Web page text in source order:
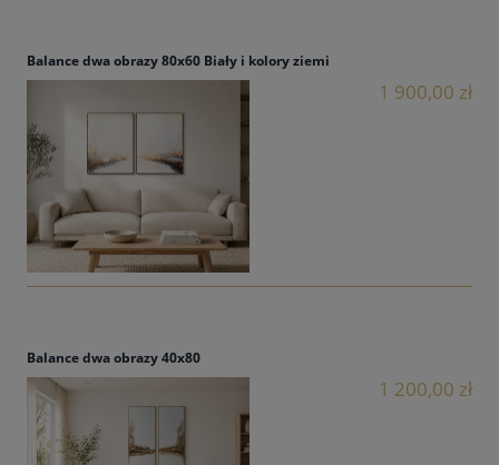
Balance dwa obrazy 80x60 Biały i kolory ziemi
1 900,00 zł
Balance dwa obrazy 40x80
1 200,00 zł